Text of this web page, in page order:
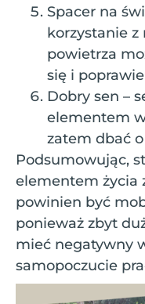
Spacer na
korzystanie z
powietrza
się i
Dobry sen –
elementem
zatem dbać
Podsumowując,
elementem życia
powinien być
ponieważ zbyt
mieć negatywny
samopoczucie